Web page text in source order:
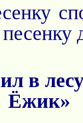
в
Ёжик»